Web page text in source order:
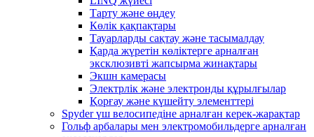
Тарту және өңдеу
Көлік қақпақтары
Тауарларды сақтау және тасымалдау
Қарда жүретін көліктерге арналған
эксклюзивті жапсырма жинақтары
Экшн камерасы
Электрлік және электронды құрылғылар
Қорғау және күшейту элементтері
Spyder үш велосипедіне арналған керек-жарақтар
Гольф арбалары мен электромобильдерге арналған